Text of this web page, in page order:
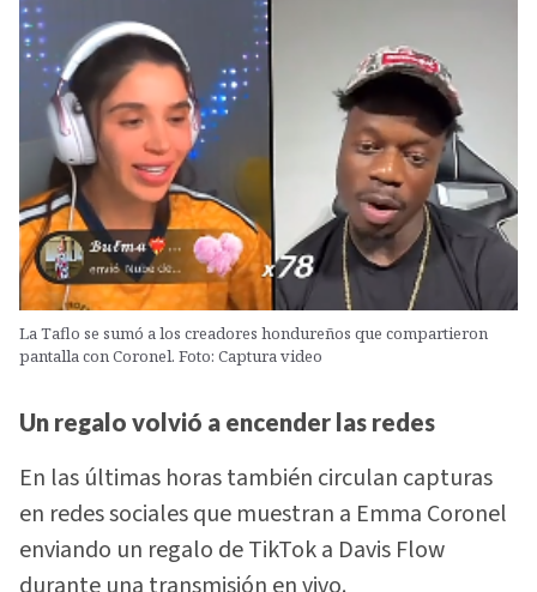
La Taflo se sumó a los creadores hondureños que compartieron
pantalla con Coronel. Foto: Captura video
Un regalo volvió a encender las redes
En las últimas horas también circulan capturas
en redes sociales que muestran a Emma Coronel
enviando un regalo de TikTok a Davis Flow